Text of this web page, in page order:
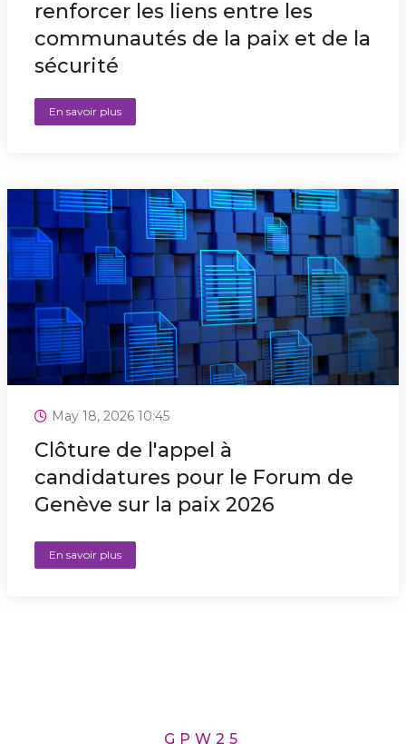
renforcer les liens entre les
communautés de la paix et de la
sécurité
En savoir plus
May 18, 2026 10:45
Clôture de l'appel à
candidatures pour le Forum de
Genève sur la paix 2026
En savoir plus
GPW25